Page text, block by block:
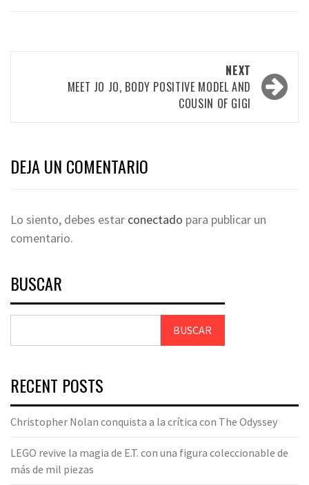
NEXT
MEET JO JO, BODY POSITIVE MODEL AND
COUSIN OF GIGI
DEJA UN COMENTARIO
Lo siento, debes estar conectado para publicar un
comentario.
BUSCAR
BUSCAR
RECENT POSTS
Christopher Nolan conquista a la crítica con The Odyssey
LEGO revive la magia de E.T. con una figura coleccionable de
más de mil piezas